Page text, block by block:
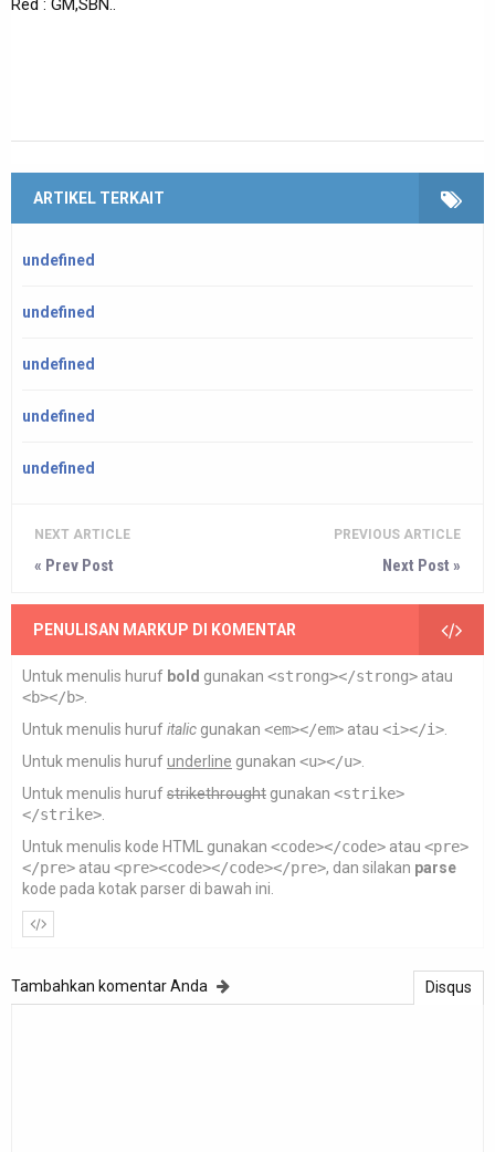
Red : GM,SBN..
ARTIKEL TERKAIT
undefined
undefined
undefined
undefined
undefined
NEXT ARTICLE
« Prev Post
PREVIOUS ARTICLE
Next Post »
PENULISAN MARKUP DI KOMENTAR
Untuk menulis huruf bold gunakan <strong></strong> atau
<b></b>
Untuk menulis hurufitalic gunakan <em></em> atau <i></i>
Untuk menulis hurufunderline gunakan <u></u>
Untuk menulis hurufstrikethrought gunakan <strike>
</strike>
Untuk menulis kode HTML gunakan <code></code> atau <pre>
</pre> atau <pre><code></code></pre>, dan silakan parse
kode pada kotak parser di bawah ini.
Disqus
Tambahkan komentar Anda